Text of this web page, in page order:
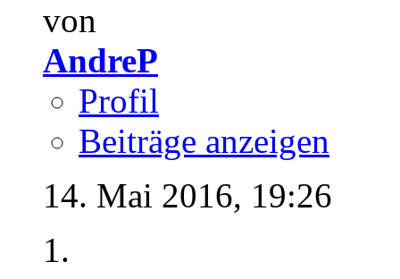
von
AndreP
Profil
Beiträge anzeigen
14. Mai 2016, 19:26